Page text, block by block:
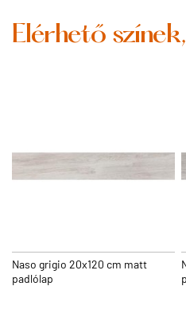
Elérhető
Naso grigio 20x120 cm matt
padlólap